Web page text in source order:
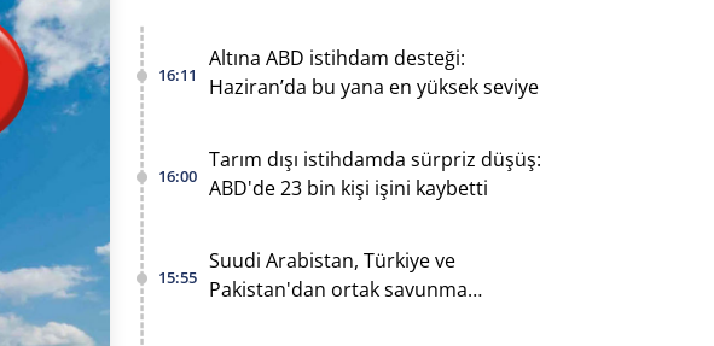
16:11
Altına ABD istihdam desteği:
Haziran’da bu yana en yüksek seviye
16:00
Tarım dışı istihdamda sürpriz düşüş:
ABD'de 23 bin kişi işini kaybetti
15:55
Suudi Arabistan, Türkiye ve
Pakistan'dan ortak savunma